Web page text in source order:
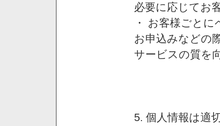
必要に応じてお
・ お客様ごと
お申込みなどの
サービスの質を
5. 個人情報は適